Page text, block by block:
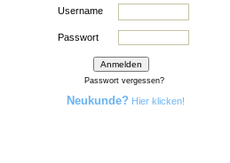
Username
Passwort
Passwort vergessen?
Neukunde? Hier klicken!